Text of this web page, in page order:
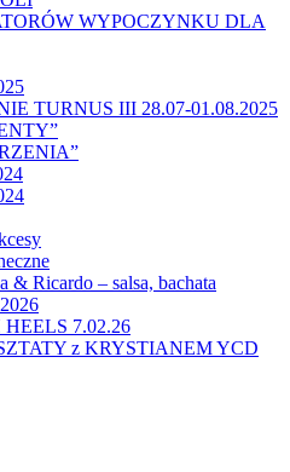
WYPOCZYNKU DLA
TURNUS III 28.07-01.08.2025
& Ricardo – salsa, bachata
7.02.26
z KRYSTIANEM YCD